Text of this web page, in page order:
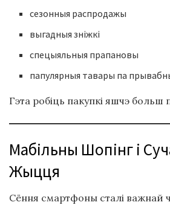
сезонныя распродажы
выгадныя зніжкі
спецыяльныя прапановы
папулярныя тавары па
Гэта робіць пакупкі яшчэ больш
Мабільны Шопінг і
Жыцця
Сёння смартфоны сталі важнай